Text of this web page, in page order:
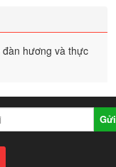
hương và thực
Gửi